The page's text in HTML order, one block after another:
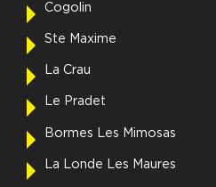
Cogolin
Ste Maxime
La Crau
Le Pradet
Bormes Les Mimosas
La Londe Les Maures